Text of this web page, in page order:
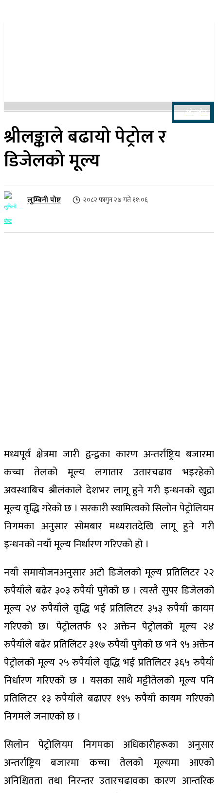
खोज्नुहोस
श्रीलङ्काले बढायो पेट्रोल र
डिजेलको मूल्य
लुम्बिनी पोष्ट २०८२ फागुन २७ गते ११:०६
मध्यपूर्व क्षेत्रमा जारी द्वन्द्वका कारण अन्तर्राष्ट्रिय बजारमा
कच्चा तेलको मूल्य लगातार उतारचढाव भइरहेको
अवस्थाबिच श्रीलंकाले देशभर लागू हुने गरी इन्धनको खुद्रा
मूल्य वृद्धि गरेको छ । सरकारी स्वामित्वको सिलोन पेट्रोलियम
निगमका अनुसार सोमबार मध्यरातदेखि लागू हुने गरी
इन्धनको नयाँ मूल्य निर्धारण गरिएको हो ।
नयाँ समायोजनअनुसार अटो डिजेलको मूल्य प्रतिलिटर २२
रुपैयाँले बढेर ३०३ रुपैयाँ पुगेको छ । त्यस्तै सुपर डिजेलको
मूल्य २४ रुपैयाँले वृद्धि भई प्रतिलिटर ३५३ रुपैयाँ कायम
गरिएको छ। पेट्रोलतर्फ ९२ अक्तेन पेट्रोलको मूल्य २४
रुपैयाँले बढेर प्रतिलिटर ३१७ रुपैयाँ पुगेको छ भने ९५ अक्तेन
पेट्रोलको मूल्य २५ रुपैयाँले वृद्धि भई प्रतिलिटर ३६५ रुपैयाँ
निर्धारण गरिएको छ । यसका साथै मट्टीतेलको मूल्य पनि
प्रतिलिटर १३ रुपैयाँले बढाएर १९५ रुपैयाँ कायम गरिएको
निगमले जनाएको छ ।
सिलोन पेट्रोलियम निगमका अधिकारीहरूका अनुसार
अन्तर्राष्ट्रिय बजारमा कच्चा तेलको मूल्यमा आएको
अनिश्चितता तथा निरन्तर उतारचढावका कारण आन्तरिक